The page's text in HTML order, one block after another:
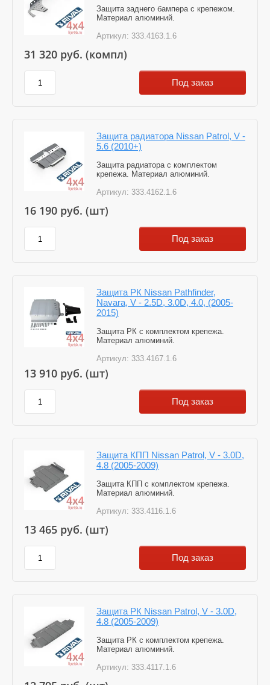
Защита заднего бампера с крепежом.
Материал алюминий.
Артикул: 333.4163.1.6
31 320 руб. (компл)
Под заказ
Защита радиатора Nissan Patrol, V -
5.6 (2010+)
Защита радиатора с комплектом
крепежа. Материал алюминий.
Артикул: 333.4162.1.6
16 190 руб. (шт)
Под заказ
Защита РК Nissan Pathfinder,
Navara, V - 2.5D, 3.0D, 4.0, (2005-
2015)
Защита РК с комплектом крепежа.
Материал алюминий.
Артикул: 333.4167.1.6
13 910 руб. (шт)
Под заказ
Защита КПП Nissan Patrol, V - 3.0D,
4.8 (2005-2009)
Защита КПП с комплектом крепежа.
Материал алюминий.
Артикул: 333.4116.1.6
13 465 руб. (шт)
Под заказ
Защита РК Nissan Patrol, V - 3.0D,
4.8 (2005-2009)
Защита РК с комплектом крепежа.
Материал алюминий.
Артикул: 333.4117.1.6